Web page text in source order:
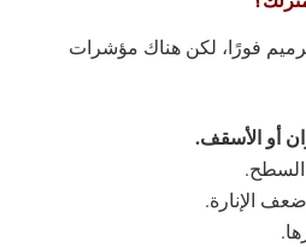
فورًا، لكن هناك مؤشرات
أو الأسقف.
السطح.
ضعف الإنارة.